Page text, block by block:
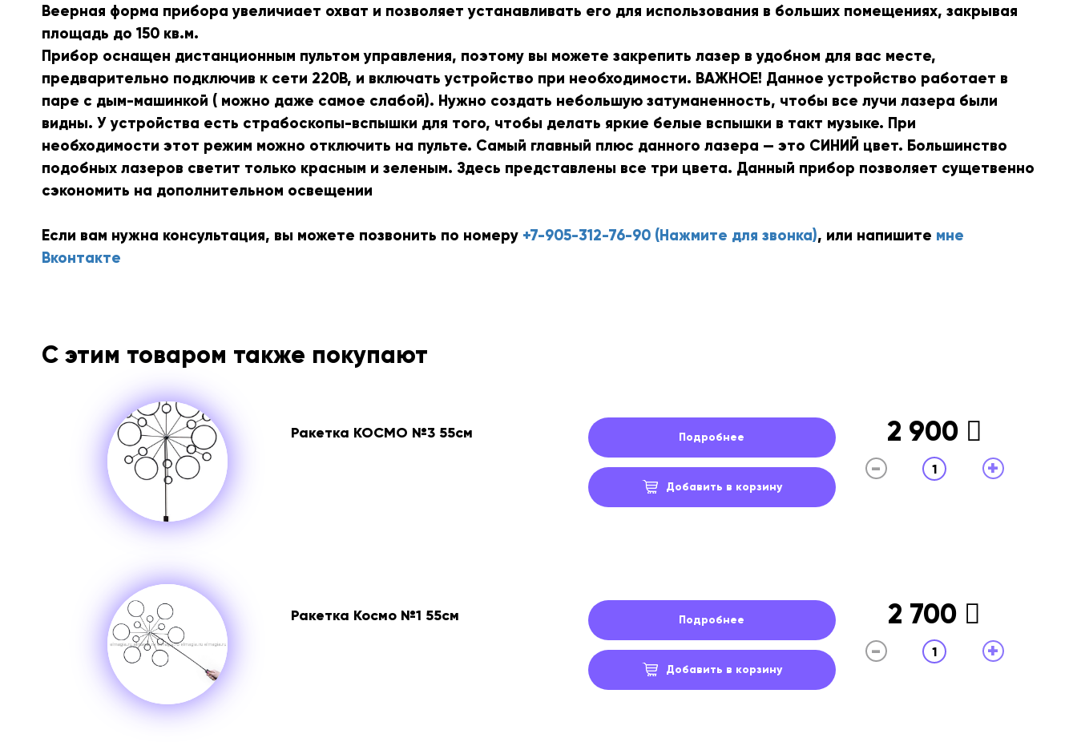
Веерная форма прибора увеличиает охват и позволяет устанавливать его для использования в больших помещениях, закрывая
площадь до 150 кв.м.
Прибор оснащен дистанционным пультом управления, поэтому вы можете закрепить лазер в удобном для вас месте,
предварительно подключив к сети 220В, и включать устройство при необходимости. ВАЖНОЕ! Данное устройство работает в
паре с дым-машинкой ( можно даже самое слабой). Нужно создать небольшую затуманенность, чтобы все лучи лазера были
видны. У устройства есть страбоскопы-вспышки для того, чтобы делать яркие белые вспышки в такт музыке. При
необходимости этот режим можно отключить на пульте. Самый главный плюс данного лазера — это СИНИЙ цвет. Большинство
подобных лазеров светит только красным и зеленым. Здесь представлены все три цвета. Данный прибор позволяет сущетвенно
сэкономить на дополнительном освещении
Если вам нужна консультация, вы можете позвонить по номеру +7-905-312-76-90 (Нажмите для звонка), или напишите мне
Вконтакте
С этим товаром также покупают
Ракетка КОСМО №3 55см 2 900
- 1 +
Подробнее
Добавить в корзину
Ракетка Космо №1 55см 2 700
- 1 +
Подробнее
Добавить в корзину